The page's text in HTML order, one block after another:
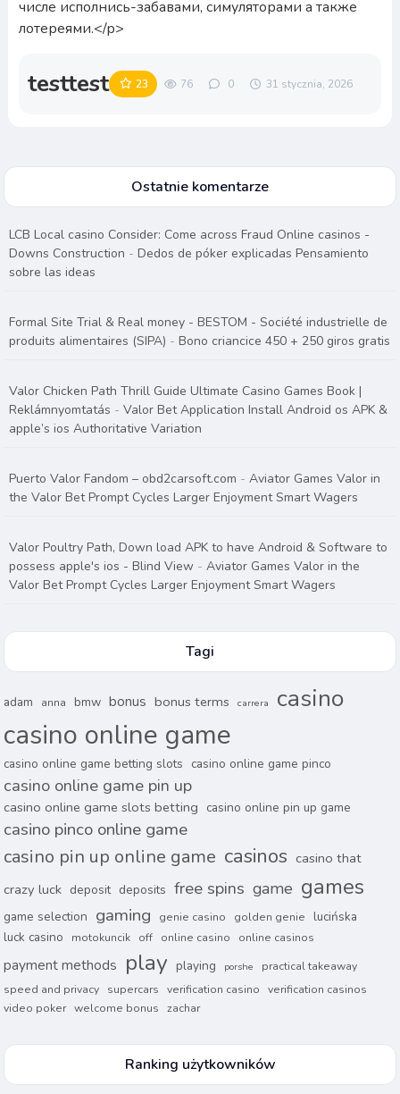
testtest 23 76 0 31 stycznia, 2026
Ostatnie komentarze
LCB Local casino Consider: Come across Fraud Online casinos -
Downs Construction -Dedos de póker explicadas Pensamiento
sobre las ideas
Formal Site Trial & Real money - BESTOM - Société industrielle de
produits alimentaires (SIPA) -Bono criancice 450 + 250 giros gratis
Valor Chicken Path Thrill Guide Ultimate Casino Games Book |
Reklámnyomtatás -Valor Bet Application Install Android os APK &
apple’s ios Authoritative Variation
Puerto Valor Fandom – obd2carsoft.com -Aviator Games Valor in
the Valor Bet Prompt Cycles Larger Enjoyment Smart Wagers
Valor Poultry Path, Down load APK to have Android & Software to
possess apple's ios - Blind View -Aviator Games Valor in the
Valor Bet Prompt Cycles Larger Enjoyment Smart Wagers
Tagi
adam anna bmw bonus bonus terms carrera casino
casino online game
casino online game betting slots casino online game pinco
casino online game pin up
casino online game slots betting casino online pin up game
casino pinco online game
casino pin up online game casinos casino that
crazy luck deposit deposits free spins game games
game selection gaming genie casino golden genie
lucińska
luck casino
motokuncik off online casino online casinos
payment methods play playing porshe
practical takeaway
speed and privacy
supercars verification casino
verification casinos
video poker welcome bonus zachar
Ranking użytkowników